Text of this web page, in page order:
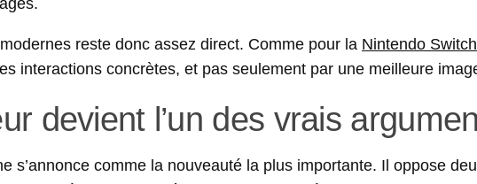
reste donc assez direct. Comme pour la Nintendo
interactions concrètes, et pas seulement par une meilleure
devient l’un des vrais
s’annonce comme la nouveauté la plus importante. Il oppose